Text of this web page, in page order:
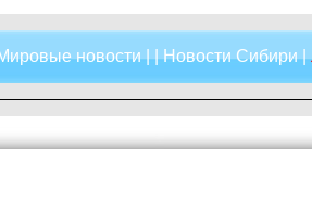
новости| |Новости Сибири|